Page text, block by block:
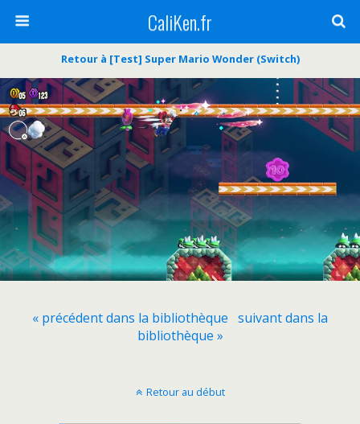
CaliKen.fr
Retour à [Test] Super Mario Wonder (Switch)
« précédent dans la bibliothèque suivant dans la
bibliothèque »
Retour au début